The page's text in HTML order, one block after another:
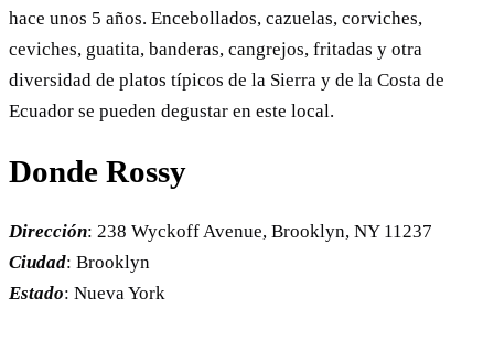
hace unos 5 años. Encebollados, cazuelas, corviches,
ceviches, guatita, banderas, cangrejos, fritadas y otra
diversidad de platos típicos de la Sierra y de la Costa de
Ecuador se pueden degustar en este local.
Donde Rossy
Dirección: 238 Wyckoff Avenue, Brooklyn, NY 11237
Ciudad: Brooklyn
Estado: Nueva York